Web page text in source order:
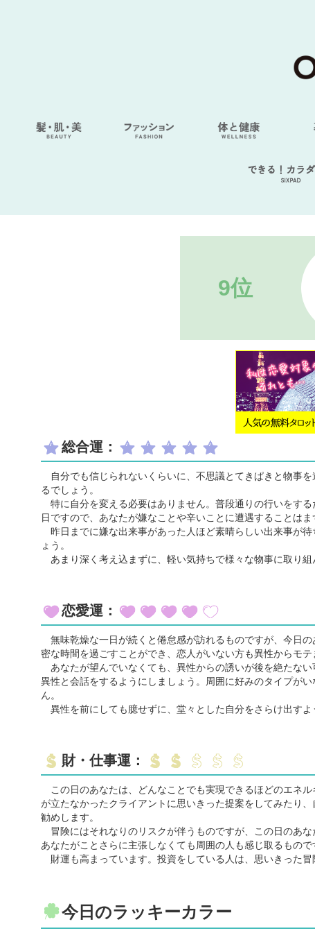
できる！カラ
SIXPAD
9位
総合運：
自分でも信じられないくらいに、不思議とてきぱきと物事
るでしょう。
特に自分を変える必要はありません。普段通りの行いをす
日ですので、あなたが嫌なことや辛いことに遭遇することはま
昨日までに嫌な出来事があった人ほど素晴らしい出来事が
ょう。
あまり深く考え込まずに、軽い気持ちで様々な物事に取り組
恋愛運：
無味乾燥な一日が続くと倦怠感が訪れるものですが、今日
密な時間を過ごすことができ、恋人がいない方も異性からモ
あなたが望んでいなくても、異性からの誘いが後を絶たな
異性と会話をするようにしましょう。周囲に好みのタイプが
ん。
異性を前にしても臆せずに、堂々とした自分をさらけ出すよ
財・仕事運：
この日のあなたは、どんなことでも実現できるほどのエネ
が立たなかったクライアントに思いきった提案をしてみたり
勧めします。
冒険にはそれなりのリスクが伴うものですが、この日のあ
あなたがことさらに主張しなくても周囲の人も感じ取るもの
財運も高まっています。投資をしている人は、思いきった冒
今日のラッキーカラー